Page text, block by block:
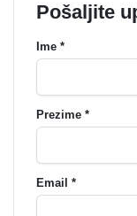
Pošaljite
Ime *
Prezime *
Email *